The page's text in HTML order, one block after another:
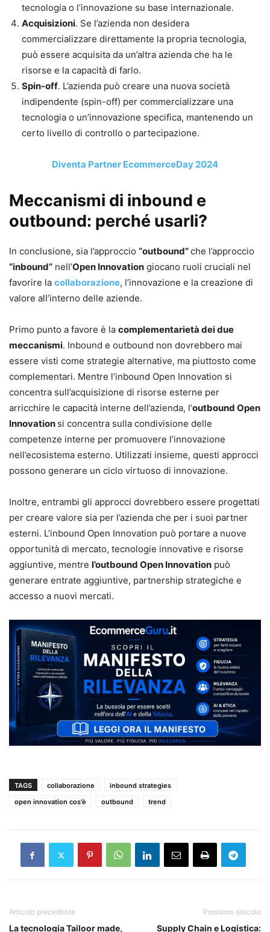
tecnologia o l’innovazione su base internazionale.
Acquisizioni. Se l’azienda non desidera
commercializzare direttamente la propria tecnologia,
può essere acquisita da un’altra azienda che ha le
risorse e la capacità di farlo.
Spin-off. L’azienda può creare una nuova società
indipendente (spin-off) per commercializzare una
tecnologia o un’innovazione specifica, mantenendo un
certo livello di controllo o partecipazione.
Diventa Partner EcommerceDay 2024
Meccanismi di inbound e
outbound: perché usarli?
In conclusione, sia l’approccio “outbound”che l’approccio
“inbound” nell’Open Innovation giocano ruoli cruciali nel
favorire la collaborazione, l’innovazione e la creazione di
valore all’interno delle aziende.
Primo punto a favore è la complementarietà dei due
meccanismi. Inbound e outbound non dovrebbero mai
essere visti come strategie alternative, ma piuttosto come
complementari. Mentre l’inbound Open Innovation si
concentra sull’acquisizione di risorse esterne per
arricchire le capacità interne dell’azienda, l’outbound Open
Innovation si concentra sulla condivisione delle
competenze interne per promuovere l’innovazione
nell’ecosistema esterno. Utilizzati insieme, questi approcci
possono generare un ciclo virtuoso di innovazione.
Inoltre, entrambi gli approcci dovrebbero essere progettati
per creare valore sia per l’azienda che per i suoi partner
esterni. L’inbound Open Innovation può portare a nuove
opportunità di mercato, tecnologie innovative e risorse
aggiuntive, mentre l’outbound Open Innovation può
generare entrate aggiuntive, partnership strategiche e
accesso a nuovi mercati.
TAGS collaborazione
inbound strategies
open innovation cos'è
outbound trend
Articolo precedente
La tecnologia Tailoor made,
Prossimo articolo
Supply Chain e Logistica: